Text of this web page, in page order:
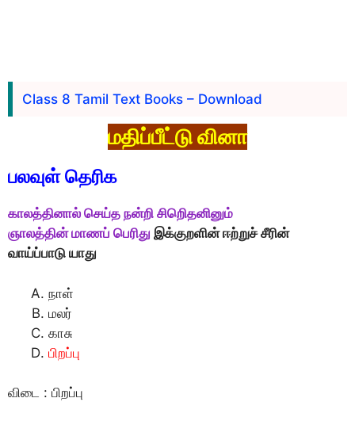
Class 8 Tamil Text Books – Download
மதிப்பீட்டு வினா
பலவுள் தெரிக
காலத்தினால் செய்த நன்றி சிறிெதனினும்
ஞாலத்தின் மாணப் பெரிது இக்குறளின் ஈற்றுச் சீரின்
வாய்ப்பாடு யாது
நாள்
மலர்
காசு
பிறப்பு
விடை : பிறப்பு